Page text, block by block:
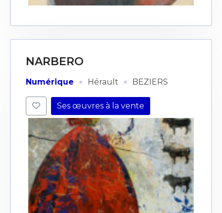
NARBERO
Numérique · Hérault · BEZIERS
Ses œuvres à la vente